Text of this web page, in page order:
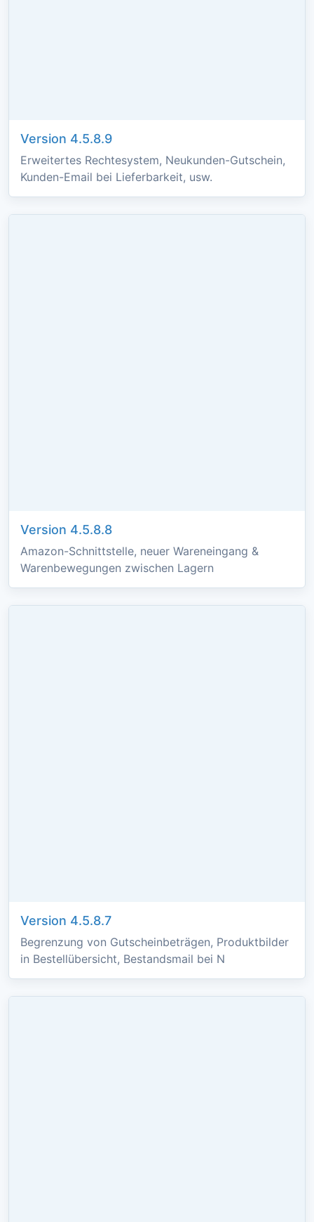
Version 4.5.8.9
Erweitertes Rechtesystem, Neukunden-Gutschein,
Kunden-Email bei Lieferbarkeit, usw.
Version 4.5.8.8
Amazon-Schnittstelle, neuer Wareneingang &
Warenbewegungen zwischen Lagern
Version 4.5.8.7
Begrenzung von Gutscheinbeträgen, Produktbilder
in Bestellübersicht, Bestandsmail bei N